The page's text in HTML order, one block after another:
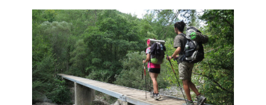
LA
GR11
CON
TIENDA
DE
CAMPAÑA?